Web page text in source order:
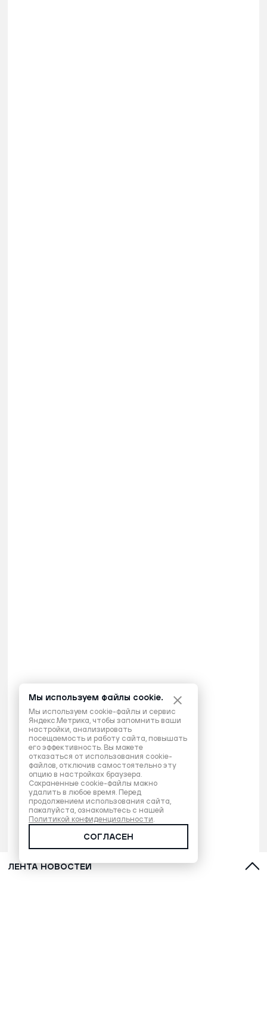
ЛЕНТА НОВОСТЕЙ
Мы используем файлы cookie.
Мы используем cookie-файлы и сервис
Яндекс.Метрика, чтобы запомнить ваши
настройки, анализировать
посещаемость и работу сайта, повышать
его эффективность. Вы можете
отказаться от использования cookie-
файлов, отключив самостоятельно эту
опцию в настройках браузера.
Сохраненные cookie-файлы можно
удалить в любое время. Перед
продолжением использования сайта,
пожалуйста, ознакомьтесь с нашей
Политикой конфиденциальности.
СОГЛАСЕН